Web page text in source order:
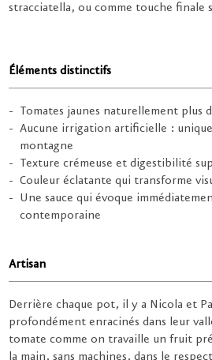
stracciatella, ou comme touche finale
Éléments distinctifs
Tomates jaunes naturellement plus
Aucune irrigation artificielle :
montagne
Texture crémeuse et digestibilité
Couleur éclatante qui transforme
Une sauce qui évoque
contemporaine
Artisan
Derrière chaque pot, il y a Nicola et
profondément enracinés dans leur
tomate comme on travaille un fruit